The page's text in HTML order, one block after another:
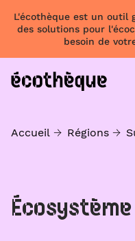
L'écothèque est un outil
des solutions pour
besoin de
Accueil Régions
Écosystème